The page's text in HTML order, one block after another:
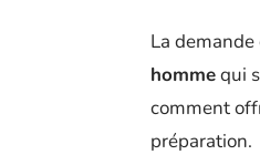
La
hommequi
comment
préparation.